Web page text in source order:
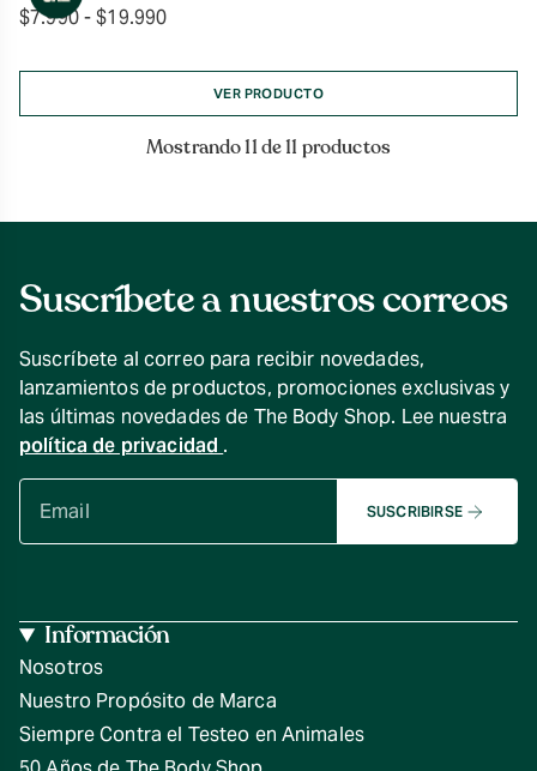
$7.990- $19.990Rango
precios:
desde
$7.990
hasta
VER PRODUCTO
Mostrando 11 de 11 productos
Suscríbete a nuestros correos
Suscríbete al correo para recibir novedades,
lanzamientos de productos, promociones exclusivas y
las últimas novedades de The Body Shop. Lee nuestra
política de privacidad .
SUSCRIBIRSE
Información
Nosotros
Nuestro Propósito de Marca
Siempre Contra el Testeo en Animales